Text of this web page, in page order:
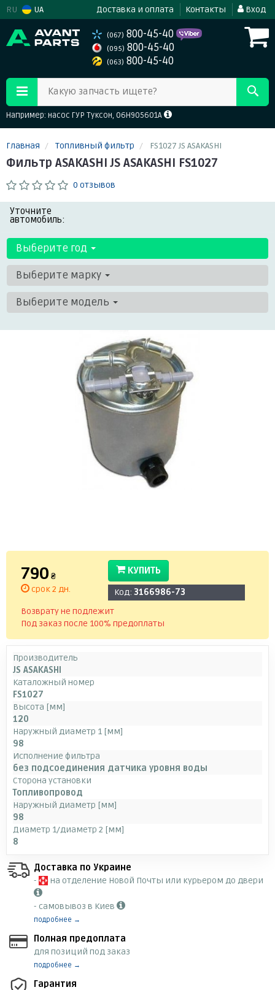
RU UA Доставка и оплата Контакты Вход
(067) 800-45-40
(095) 800-45-40
(063) 800-45-40
Какую запчасть ищете?
Например: насос ГУР Туксон, 06H905601A
Главная Топливный фильтр FS1027 JS ASAKASHI
Фильтр ASAKASHI JS ASAKASHI FS1027
0 отзывов
Уточните
автомобиль:
Выберите год
Выберите марку
Выберите модель
790 ₴
срок 2 дн.
КУПИТЬ
Код: 3166986-73
Возврату не подлежит
Под заказ после 100% предоплаты
Производитель
JS ASAKASHI
Каталожный номер
FS1027
Высота [мм]
120
Наружный диаметр 1 [мм]
98
Исполнение фильтра
без подсоединения датчика уровня воды
Сторона установки
Топливопровод
Наружный диаметр [мм]
98
Диаметр 1/диаметр 2 [мм]
8
Доставка по Украине
-
на отделение Новой Почты или курьером до двери
- самовывоз в Киев
подробнее →
Полная предоплата
для позиций под заказ
подробнее →
Гарантия